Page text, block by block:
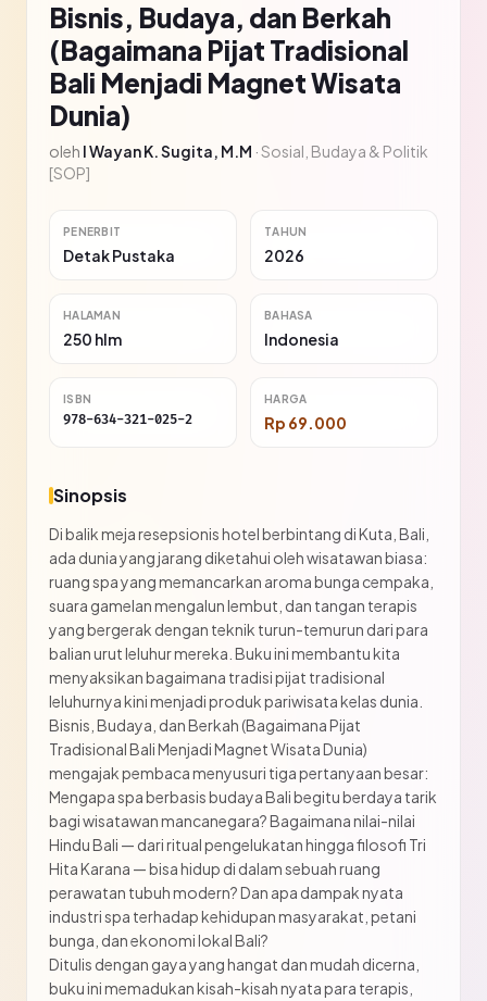
Bisnis, Budaya, dan Berkah
(Bagaimana Pijat Tradisional
Bali Menjadi Magnet Wisata
Dunia)
oleh I Wayan K. Sugita, M.M ·Sosial, Budaya & Politik
[SOP]
PENERBIT
Detak Pustaka
TAHUN
2026
HALAMAN
250 hlm
BAHASA
Indonesia
ISBN
978-634-321-025-2
HARGA
Rp 69.000
Sinopsis
Di balik meja resepsionis hotel berbintang di Kuta, Bali,
ada dunia yang jarang diketahui oleh wisatawan biasa:
ruang spa yang memancarkan aroma bunga cempaka,
suara gamelan mengalun lembut, dan tangan terapis
yang bergerak dengan teknik turun-temurun dari para
balian urut leluhur mereka. Buku ini membantu kita
menyaksikan bagaimana tradisi pijat tradisional
leluhurnya kini menjadi produk pariwisata kelas dunia.
Bisnis, Budaya, dan Berkah (Bagaimana Pijat
Tradisional Bali Menjadi Magnet Wisata Dunia)
mengajak pembaca menyusuri tiga pertanyaan besar:
Mengapa spa berbasis budaya Bali begitu berdaya tarik
bagi wisatawan mancanegara? Bagaimana nilai-nilai
Hindu Bali — dari ritual pengelukatan hingga filosofi Tri
Hita Karana — bisa hidup di dalam sebuah ruang
perawatan tubuh modern? Dan apa dampak nyata
industri spa terhadap kehidupan masyarakat, petani
bunga, dan ekonomi lokal Bali?
Ditulis dengan gaya yang hangat dan mudah dicerna,
buku ini memadukan kisah-kisah nyata para terapis,